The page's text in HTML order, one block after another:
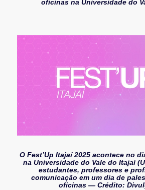
oficinas na Universidade do
O Fest’Up Itajaí 2025 acontece no
na Universidade do Vale do Itajaí
estudantes, professores e
comunicação em um dia de
oficinas — Crédito: